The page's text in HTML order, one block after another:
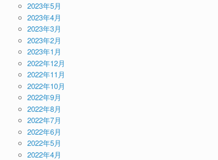
2023年5月
2023年4月
2023年3月
2023年2月
2023年1月
2022年12月
2022年11月
2022年10月
2022年9月
2022年8月
2022年7月
2022年6月
2022年5月
2022年4月